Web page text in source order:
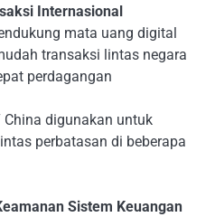
Internasional
mata uang digital
transaksi lintas negara
perdagangan
China digunakan untuk
perbatasan di beberapa
Sistem Keuangan